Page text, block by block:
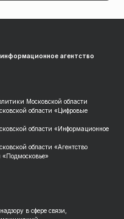
агентство
Московской области
области «Цифровые
области «Информационное
области «Агентство
«Подмосковье»
в сфере связи,